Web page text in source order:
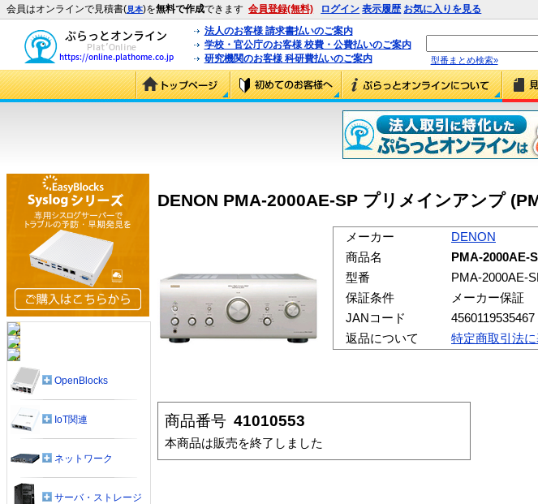
会員はオンラインで見積書(見本)を無料で作成できます 会員登録(無料) ログイン 表示履歴 お気に入りを見る
法人のお客様 請求書払いのご案内
学校・官公庁のお客様 校費・公費払いのご案内
研究機関のお客様 科研費払いのご案内
型番まとめ検索»
DENON PMA-2000AE-SP プリメインアンプ
メーカー
DENON
商品名
PMA-2000AE-
型番
PMA-2000AE-
保証条件
メーカー保証
JANコード
4560119535467
返品について
特定商取引法
商品番号 41010553
本商品は販売を終了しました
OpenBlocks
IoT関連
ネットワーク
サーバ・ストレージ